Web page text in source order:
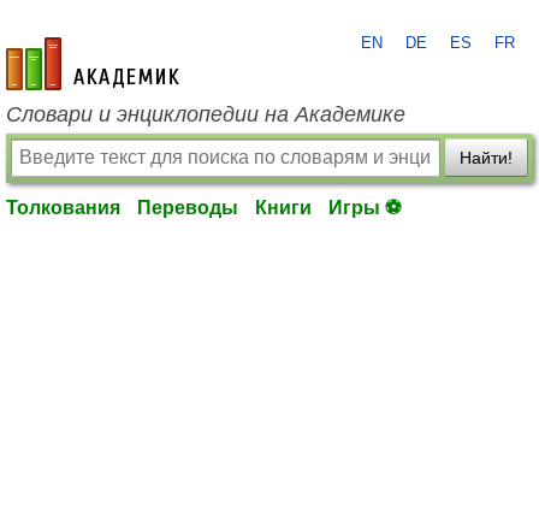
academic.ru
EN DE ES FR
Словари и энциклопедии на Академике
Найти!
Толкования Переводы Книги Игры ⚽